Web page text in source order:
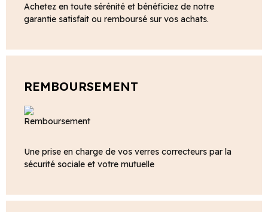
Achetez en toute sérénité et bénéficiez de notre
garantie satisfait ou remboursé sur vos achats.
REMBOURSEMENT
Une prise en charge de vos verres correcteurs par la
sécurité sociale et votre mutuelle